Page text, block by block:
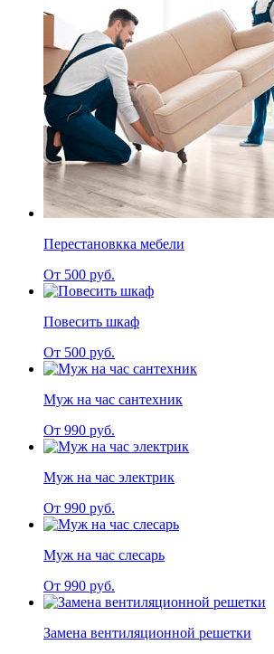
Перестановкка мебели
От 500 руб.
Повесить шкаф
От 500 руб.
Муж на час сантехник
От 990 руб.
Муж на час электрик
От 990 руб.
Муж на час слесарь
От 990 руб.
Замена вентиляционной решетки